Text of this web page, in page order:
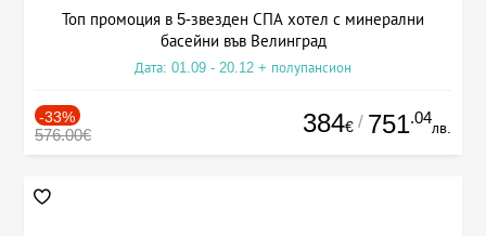
Топ промоция в 5-звезден СПА хотел с минерални
басейни във Велинград
Дата: 01.09 - 20.12 + полупансион
-33%
576.00€ 384€ / 751.04
лв.